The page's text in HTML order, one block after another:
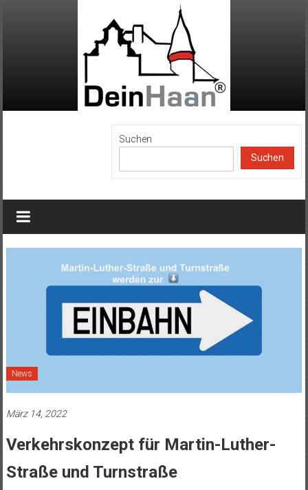
Suchen
Suchen
News
März 14, 2022
Verkehrskonzept für Martin-Luther-
Straße und Turnstraße